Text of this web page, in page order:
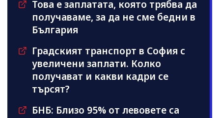
Това е заплатата, която трябва да
получаваме, за да не сме бедни в
България
Градският транспорт в София с
увеличени заплати. Колко
получават и какви кадри се
търсят?
БНБ: Близо 95% от левовете са